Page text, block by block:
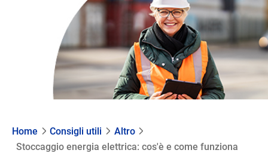
Home Consigli utili
Altro
Stoccaggio energia elettrica: cos'è e come funziona